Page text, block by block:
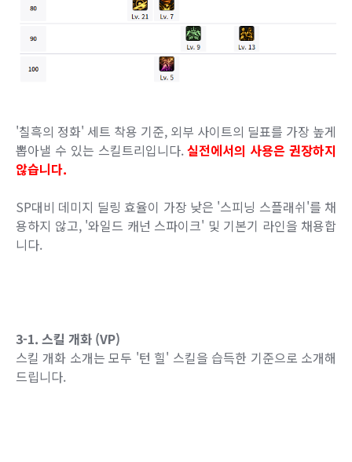
'칠흑의 정화' 세트 착용 기준, 외부 사이트의 딜표를 가장 높게
뽑아낼 수 있는 스킬트리입니다.실전에서의 사용은 권장하지
않습니다.
SP대비 데미지 딜링 효율이 가장 낮은 '스피닝 스플래쉬'를 채
용하지 않고, '와일드 캐넌 스파이크' 및 기본기 라인을 채용합
니다.
3-1. 스킬 개화 (VP)
스킬 개화 소개는 모두 '턴 힐' 스킬을 습득한 기준으로 소개해
드립니다.